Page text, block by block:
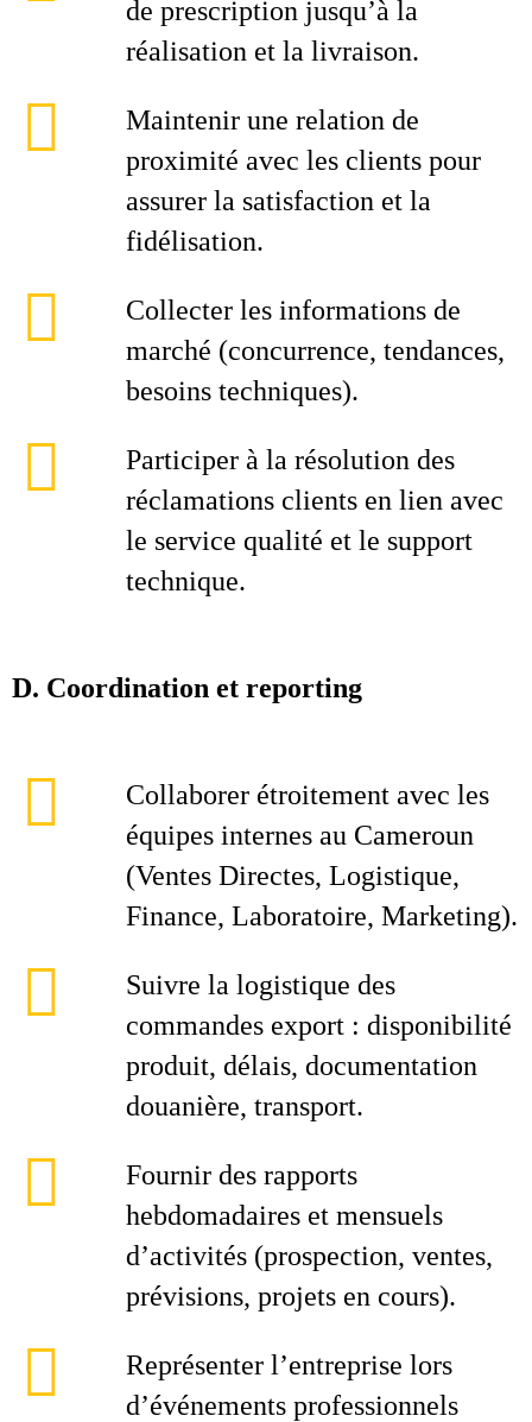
de prescription jusqu’à la
réalisation et la livraison.
Maintenir une relation de
proximité avec les clients pour
assurer la satisfaction et la
fidélisation.
Collecter les informations de
marché (concurrence, tendances,
besoins techniques).
Participer à la résolution des
réclamations clients en lien avec
le service qualité et le support
technique.
D. Coordination et reporting
Collaborer étroitement avec les
équipes internes au Cameroun
(Ventes Directes, Logistique,
Finance, Laboratoire, Marketing).
Suivre la logistique des
commandes export : disponibilité
produit, délais, documentation
douanière, transport.
Fournir des rapports
hebdomadaires et mensuels
d’activités (prospection, ventes,
prévisions, projets en cours).
Représenter l’entreprise lors
d’événements professionnels